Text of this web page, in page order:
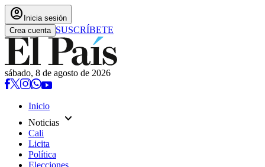
account_circle Inicia sesión
Crea cuenta SUSCRÍBETE
sábado, 8 de agosto de 2026
Inicio
Noticias expand_more
Cali
Licita
Política
Elecciones